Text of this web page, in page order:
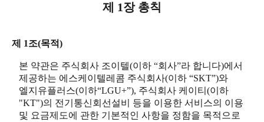
제 1장 총칙
제 1조(목적)
본 약관은 주식회사 조이텔(이하 “회사”라 합니다)에서
제공하는 에스케이텔레콤 주식회사(이하 “SKT”)와
엘지유플러스(이하“LGU+”), 주식회사 케이티(이하
"KT")의 전기통신회선설비 등을 이용한 서비스의 이용
및 요금제도에 관한 기본적인 사항을 정함을 목적으로